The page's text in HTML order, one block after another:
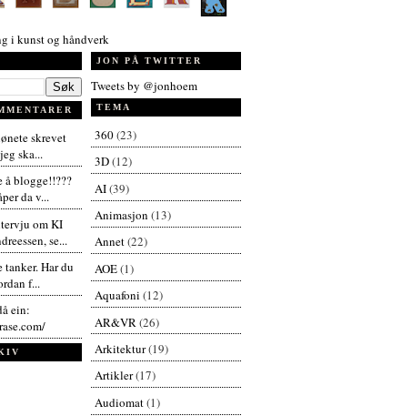
i kunst og håndverk
skrevet
ska...
å blogge!!???
da v...
om KI
se...
tanker. Har du
f...
ein:
JON PÅ TWITTER
Tweets by @jonhoem
TEMA
360(23)
3D(12)
AI(39)
Animasjon (13)
Annet(22)
AOE(1)
Aquafoni (12)
AR&VR (26)
Arkitektur(19)
Artikler(17)
Audiomat(1)